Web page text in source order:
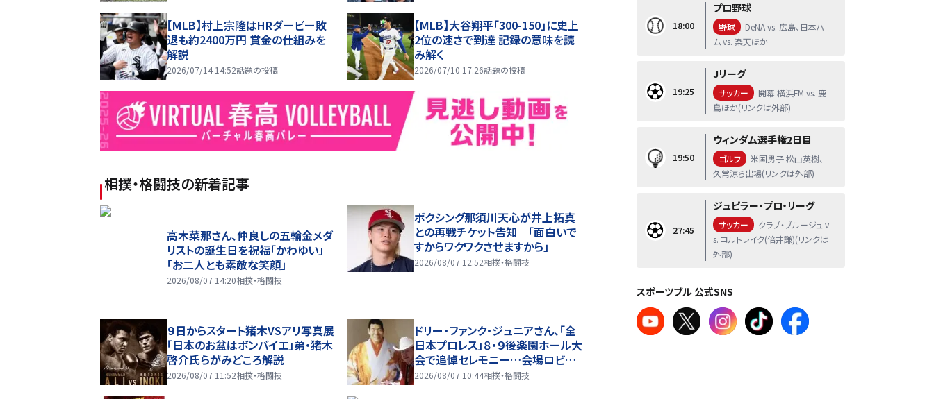
【MLB】村上宗隆はHRダービー敗
退も約2400万円 賞金の仕組みを
解説
2026/07/14 14:52話題の投稿
【MLB】大谷翔平「300-150」に史上
2位の速さで到達 記録の意味を読
み解く
2026/07/10 17:26話題の投稿
相撲・格闘技の新着記事
高木菜那さん、仲良しの五輪金メダ
リストの誕生日を祝福「かわゆい」
「お二人とも素敵な笑顔」
2026/08/07 14:20相撲・格闘技
ボクシング那須川天心が井上拓真
との再戦チケット告知 「面白いで
すからワクワクさせますから」
2026/08/07 12:52相撲・格闘技
９日からスタート猪木VSアリ写真展
「日本のお盆はボンバイエ」弟・猪木
啓介氏らがみどころ解説
2026/08/07 11:52相撲・格闘技
ドリー・ファンク・ジュニアさん、「全
日本プロレス」８・９後楽園ホール大
会で追悼セレモニー…会場ロビー
に献花台を設置
2026/08/07 10:44相撲・格闘技
18:00
プロ野球
野球
DeNA vs. 広島、日本ハ
ム vs. 楽天ほか
19:25
Jリーグ
サッカー
開幕 横浜FM vs. 鹿
島ほか(リンクは外部)
19:50
ウィンダム選手権2日目
ゴルフ
米国男子 松山英樹、
久常涼ら出場(リンクは外部)
27:45
ジュピラー・プロ・リーグ
サッカー
クラブ・ブルージュ v
s. コルトレイク(倍井謙)(リンクは
外部)
スポーツブル 公式SNS